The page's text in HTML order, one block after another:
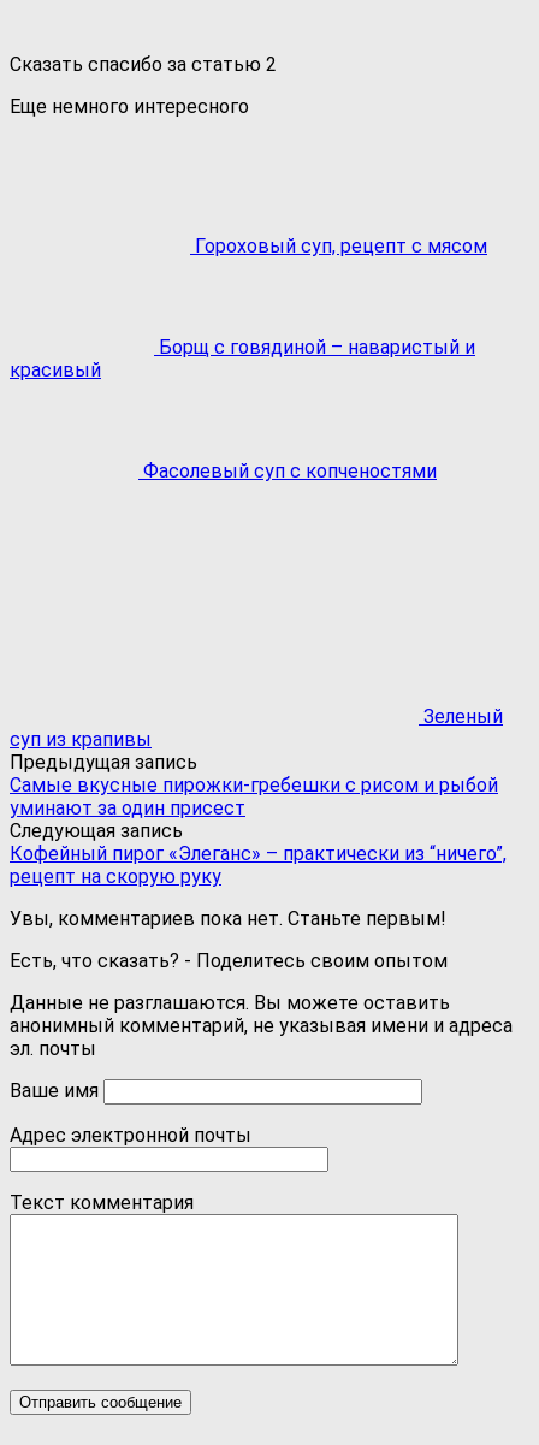
Сказать спасибо за статью 2
Еще немного интересного
Гороховый суп, рецепт с мясом
Борщ с говядиной – наваристый и
красивый
Фасолевый суп с копченостями
Зеленый
суп из крапивы
Предыдущая запись
Самые вкусные пирожки-гребешки с рисом и рыбой
уминают за один присест
Следующая запись
Кофейный пирог «Элеганс» – практически из “ничего”,
рецепт на скорую руку
Увы, комментариев пока нет. Станьте первым!
Есть, что сказать? - Поделитесь своим опытом
Данные не разглашаются. Вы можете оставить
анонимный комментарий, не указывая имени и адреса
эл. почты
Ваше имя
Адрес электронной почты
Текст комментария